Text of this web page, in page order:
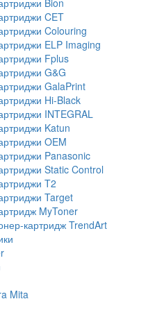
CET
Colouring
ELP Imaging
Fplus
G&G
GalaPrint
Hi-Black
INTEGRAL
Katun
OEM
Panasonic
Static Control
T2
Target
MyToner
картридж TrendArt
Mita